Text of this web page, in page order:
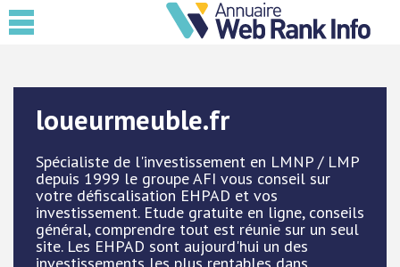
loueurmeuble.fr
Spécialiste de l'investissement en LMNP / LMP
depuis 1999 le groupe AFI vous conseil sur
votre défiscalisation EHPAD et vos
investissement. Etude gratuite en ligne, conseils
général, comprendre tout est réunie sur un seul
site. Les EHPAD sont aujourd'hui un des